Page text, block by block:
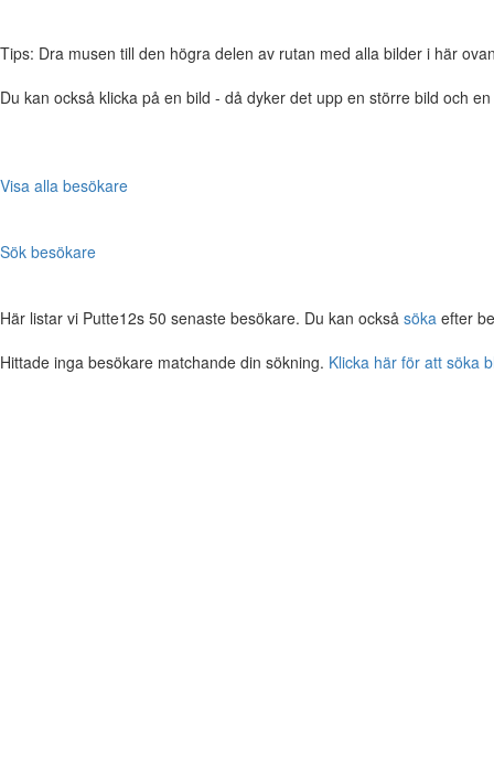
Tips: Dra musen till den högra delen av rutan med alla bilder i här
Du kan också klicka på en bild - då dyker det upp en större bild och
Visa alla besökare
Sök besökare
Här listar vi Putte12s 50 senaste besökare. Du kan också söka efter
Hittade inga besökare matchande din sökning. Klicka här för att söka